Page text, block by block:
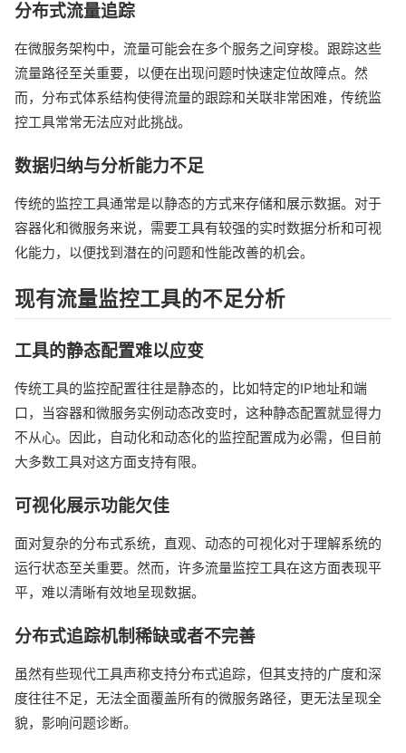
分布式流量追踪
在微服务架构中，流量可能会在多个服务之间穿梭。跟踪这些
流量路径至关重要，以便在出现问题时快速定位故障点。然
而，分布式体系结构使得流量的跟踪和关联非常困难，传统监
控工具常常无法应对此挑战。
数据归纳与分析能力不足
传统的监控工具通常是以静态的方式来存储和展示数据。对于
容器化和微服务来说，需要工具有较强的实时数据分析和可视
化能力，以便找到潜在的问题和性能改善的机会。
现有流量监控工具的不足分析
工具的静态配置难以应变
传统工具的监控配置往往是静态的，比如特定的IP地址和端
口，当容器和微服务实例动态改变时，这种静态配置就显得力
不从心。因此，自动化和动态化的监控配置成为必需，但目前
大多数工具对这方面支持有限。
可视化展示功能欠佳
面对复杂的分布式系统，直观、动态的可视化对于理解系统的
运行状态至关重要。然而，许多流量监控工具在这方面表现平
平，难以清晰有效地呈现数据。
分布式追踪机制稀缺或者不完善
虽然有些现代工具声称支持分布式追踪，但其支持的广度和深
度往往不足，无法全面覆盖所有的微服务路径，更无法呈现全
貌，影响问题诊断。